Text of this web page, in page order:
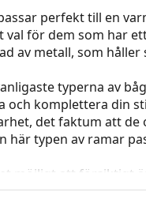
perfekt till en
val för dem som har
av metall, som
typerna av
och komplettera din
det faktum att
här typen av ramar
möjligt att försiktigt
Justering av
de går sönder.